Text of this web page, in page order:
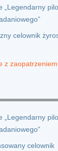
„Legendarny
celownik
z zaopatrzeniem
„Legendarny
celownik